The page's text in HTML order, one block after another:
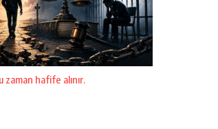
hafife alınır.